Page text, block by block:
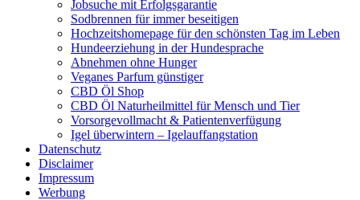
Jobsuche mit Erfolgsgarantie
Sodbrennen für immer beseitigen
Hochzeitshomepage für den schönsten Tag im Leben
Hundeerziehung in der Hundesprache
Abnehmen ohne Hunger
Veganes Parfum günstiger
CBD Öl Shop
CBD Öl Naturheilmittel für Mensch und Tier
Vorsorgevollmacht & Patientenverfügung
Igel überwintern – Igelauffangstation
Datenschutz
Disclaimer
Impressum
Werbung